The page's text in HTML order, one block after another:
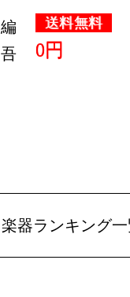
送料無料
0円
器ランキング